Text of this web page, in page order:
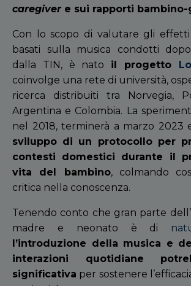
caregivere sui rapporti
Con lo scopo di valutare gli
basati sulla musica condotti
dalla TIN, è nato il progetto
coinvolge una rete di università,
ricerca distribuiti tra Norvegia,
Argentina e Colombia. La
nel 2018, terminerà a marzo 2023
sviluppo di un protocollo per
contesti domestici durante il
vita del bambino, colmando
critica nella conoscenza.
Tenendo conto che gran parte
madre e neonato è di
l’introduzione della musica e
interazioni quotidiane
significativa per sostenere